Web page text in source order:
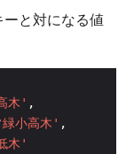
ーと対になる値
木'
緑小高木'
木'